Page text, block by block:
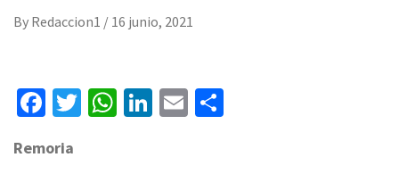
By Redaccion1 / 16 junio, 2021
Facebook
Twitter
WhatsApp
LinkedIn
Email
Remoria